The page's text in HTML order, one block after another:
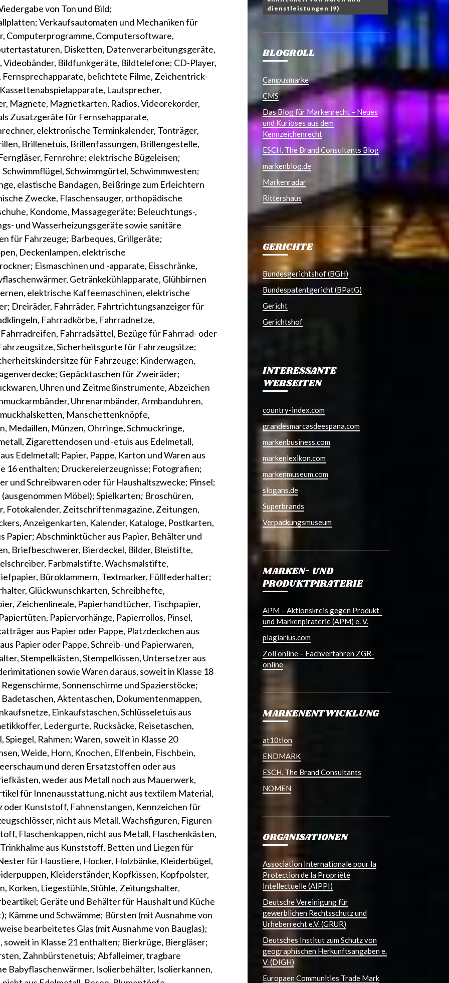
dienstleistungen (9)
BLOGROLL
Campusmarke
CMS
Das Blog für Markenrecht – Neues
und Kurioses aus dem
Kennzeichenrecht
ESCH. The Brand Consultants Blog
markenblog.de
Markenradar
Rittershaus
GERICHTE
Bundesgerichtshof (BGH)
Bundespatentgericht (BPatG)
Gericht
Gerichtshof
INTERESSANTE
WEBSEITEN
country-index.com
grandesmarcasdeespana.com
markenbusiness.com
markenlexikon.com
markenmuseum.com
slogans.de
Superbrands
Verpackungsmuseum
MARKEN- UND
PRODUKTPIRATERIE
APM – Aktionskreis gegen Produkt-
und Markenpiraterie (APM) e. V.
plagiarius.com
Zoll online – Fachverfahren ZGR-
online
MARKENENTWICKLUNG
at10tion
ENDMARK
ESCH. The Brand Consultants
NOMEN
ORGANISATIONEN
Association Internationale pour la
Protection de la Propriété
Intellectuelle (AIPPI)
Deutsche Vereinigung für
gewerblichen Rechtsschutz und
Urheberrecht e.V. (GRUR)
Deutsches Institut zum Schutz von
geographischen Herkunftsangaben e.
V. (DIGH)
Europaen Communities Trade Mark